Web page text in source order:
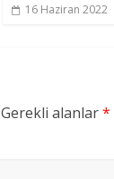
16 Haziran 2022
Gerekli alanlar*